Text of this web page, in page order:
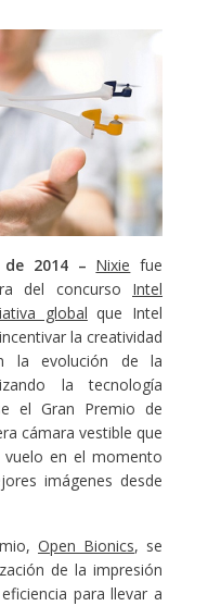
de 2014 – Nixie fue
del concurso Intel
global que Intel
la creatividad
la evolución de la
la tecnología
el Gran Premio de
cámara vestible que
vuelo en el momento
imágenes desde
Open Bionics, se
de la impresión
para llevar a